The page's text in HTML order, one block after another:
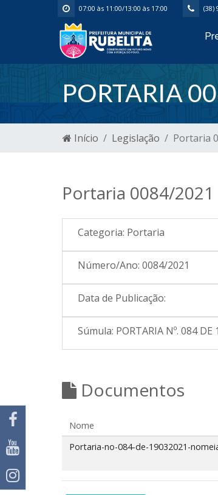
07:00 às 11:00/13:00 às 17:00 (38)
PORTARIA
Início Legislação Portaria
Portaria 0084/2021
Categoria: Portaria
Número/Ano: 0084/2021
Data de Publicação:
Súmula: PORTARIA Nº. 084
Documentos
Nome
Portaria-no-084-de-19032021-